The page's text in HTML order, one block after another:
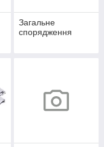
Загальне
спорядження